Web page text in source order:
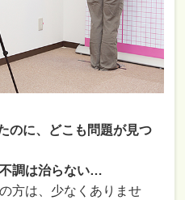
のに、どこも問題が見つ
調は治らない…
方は、少なくありませ